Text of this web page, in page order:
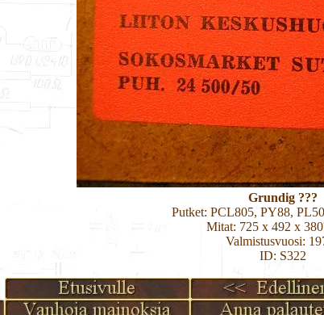
Grundig ???
Putket: PCL805, PY88,
Mitat: 725 x 492 x
Valmistusvuosi:
ID: S322